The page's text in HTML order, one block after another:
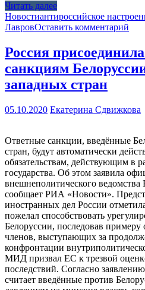
Читать далее
Новостиантироссийское
ЛавровОставить комментарий
Россия
санкциям
западных стран
05.10.2020 Екатерина Сдвижкова
Ответные санкции, введённые
стран, будут автоматически
обязательствам, действующим в
государства. Об этом заявила
внешнеполитического ведомства
сообщает РИА «Новости».
иностранных дел России
пожелал способствовать
Белоруссии, последовав примеру
членов, выступающих за
конфронтации
МИД призвал ЕС к трезвой
последствий. Согласно
считает введённые против